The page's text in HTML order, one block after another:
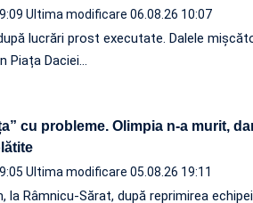
Ultima modificare 06.08.26 10:07
lucrări prost executate. Dalele
Piața Daciei…
cu probleme. Olimpia n-a murit,
Ultima modificare 05.08.26 19:11
la Râmnicu-Sărat, după reprimirea